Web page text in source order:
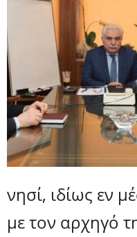
νησί, ιδίως εν
με τον αρχηγό